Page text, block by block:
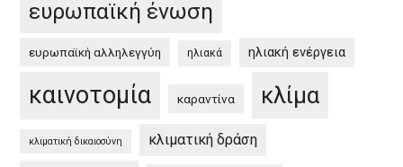
ευρωπαϊκή ένωση
ευρωπαϊκή αλληλεγγύη ηλιακά ηλιακή ενέργεια
καινοτομία καραντίνα κλίμα
κλιματική δικαιοσύνη κλιματική δράση